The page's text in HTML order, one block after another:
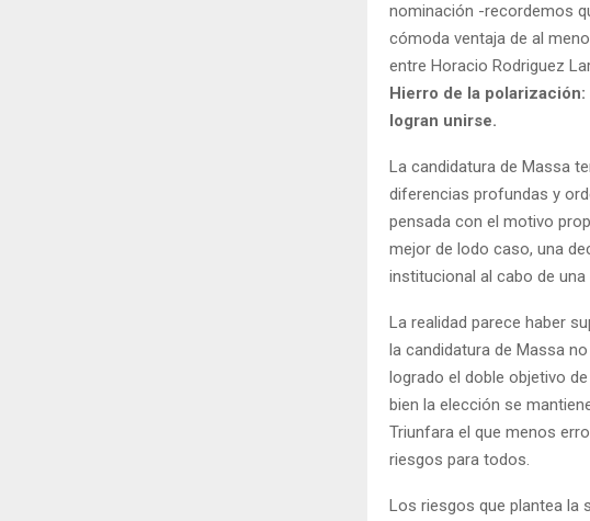
nominación -recordemos
cómoda ventaja de al
entre Horacio Rodriguez
Hierro de la
logran unirse.
La candidatura de Massa
diferencias profundas y
pensada con el motivo
mejor de lodo caso, una
institucional al cabo de
La realidad parece haber
la candidatura de Massa
logrado el doble objetivo
bien la elección se
Triunfara el que menos
riesgos para todos.
Los riesgos que plantea la